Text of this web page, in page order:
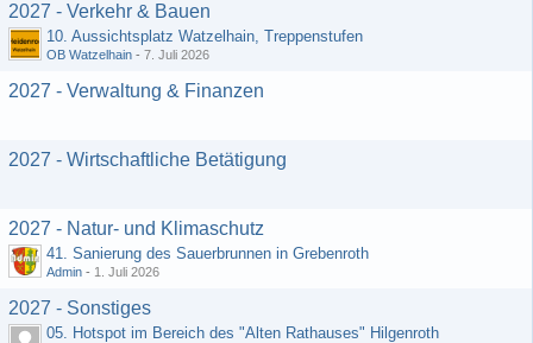
2027 - Verkehr & Bauen
10. Aussichtsplatz Watzelhain, Treppenstufen
OB Watzelhain - 7. Juli 2026
2027 - Verwaltung & Finanzen
2027 - Wirtschaftliche Betätigung
2027 - Natur- und Klimaschutz
41. Sanierung des Sauerbrunnen in Grebenroth
Admin - 1. Juli 2026
2027 - Sonstiges
05. Hotspot im Bereich des "Alten Rathauses" Hilgenroth